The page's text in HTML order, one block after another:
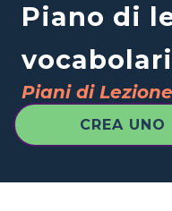
Piano di
Piani di
CREA